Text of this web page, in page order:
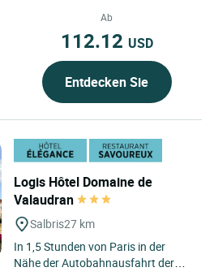
Stadtzentrum von Salbris. Vom
Ab
112.12 USD
Entdecken Sie
Logis Hôtel Domaine de
Valaudran
Salbris27 km
In 1,5 Stunden von Paris in der
Nähe der Autobahnausfahrt der